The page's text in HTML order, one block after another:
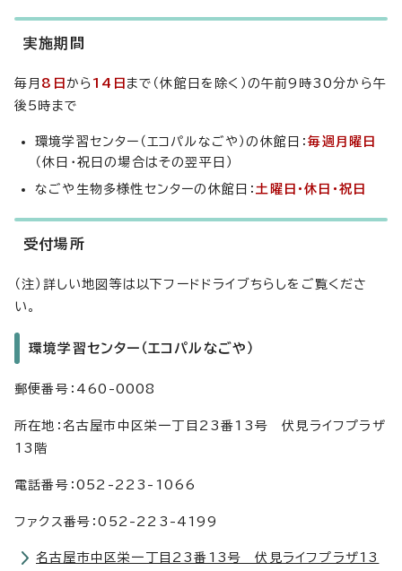
実施期間
毎月 8日 から 14日 まで（休館日を除く）の午前9時30分から午
後5時まで
環境学習センター（エコパルなごや）の休館日：毎週月曜日
（休日・祝日の場合はその翌平日）
なごや生物多様性センターの休館日：土曜日・休日・祝日
受付場所
（注）詳しい地図等は以下フードドライブちらしをご覧くださ
い。
環境学習センター（エコパルなごや）
郵便番号：460-0008
所在地：名古屋市中区栄一丁目23番13号 伏見ライフプラザ
13階
電話番号：052-223-1066
ファクス番号：052-223-4199
名古屋市中区栄一丁目23番13号 伏見ライフプラザ13